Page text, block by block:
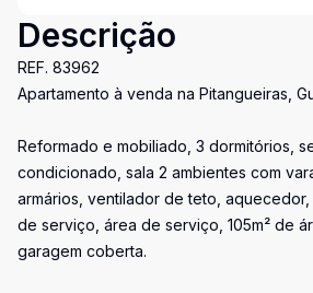
Descrição
REF. 83962
Apartamento à venda na Pitangueiras,
Reformado e mobiliado, 3 dormitórios,
condicionado, sala 2 ambientes com
armários, ventilador de teto,
de serviço, área de serviço, 105m² de
garagem coberta.